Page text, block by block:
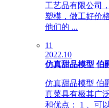
工艺品有限公司
塑模，做工好价
他们的 ...
11
2022.10
仿真甜品模型 伯
仿真甜品模型 伯
真菜具有极其广
和优点： 1 、可